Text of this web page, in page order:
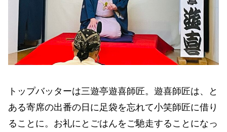
トップバッターは三遊亭遊喜師匠。遊喜師匠は、と
ある寄席の出番の日に足袋を忘れて小笑師匠に借り
ることに。お礼にとごはんをご馳走することになっ